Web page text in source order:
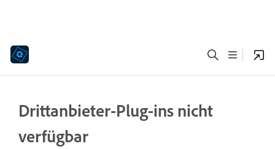
Drittanbieter-Plug-ins nicht
verfügbar